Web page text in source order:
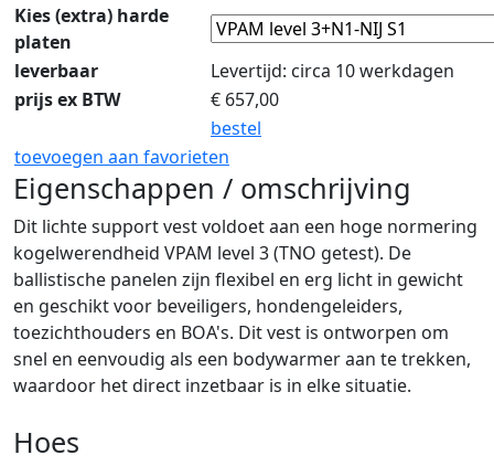
Kies (extra) harde
platen
leverbaar
Levertijd: circa 10 werkdagen
prijs ex BTW
€ 657,00
bestel
toevoegen aan favorieten
Eigenschappen / omschrijving
Dit lichte support vest voldoet aan een hoge normering
kogelwerendheid VPAM level 3 (TNO getest). De
ballistische panelen zijn flexibel en erg licht in gewicht
en geschikt voor beveiligers, hondengeleiders,
toezichthouders en BOA's. Dit vest is ontworpen om
snel en eenvoudig als een bodywarmer aan te trekken,
waardoor het direct inzetbaar is in elke situatie.
Hoes